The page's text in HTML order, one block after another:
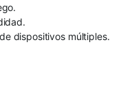
dispositivos múltiples.